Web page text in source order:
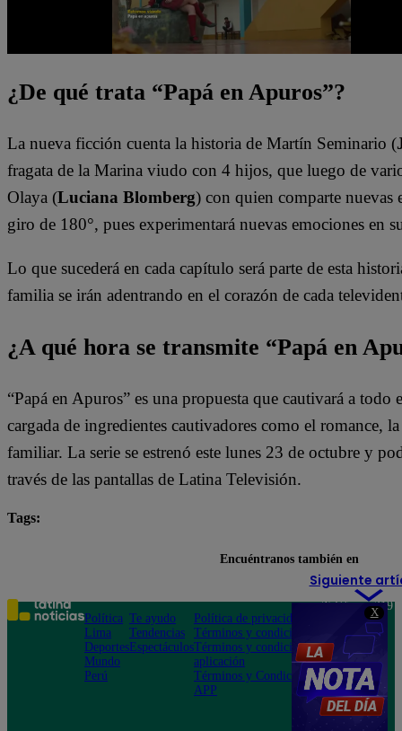
X
¿De qué trata “Papá en Apuros”?
La nueva ficción cuenta la historia de Martín Seminario (
fragata de la Marina viudo con 4 hijos, que luego de
Olaya (Luciana Blomberg) con quien comparte nuevas
giro de 180°, pues experimentará nuevas emociones en
Lo que sucederá en cada capítulo será parte de esta
familia se irán adentrando en el corazón de cada
¿A qué hora se transmite “Papá en
“Papá en Apuros” es una propuesta que cautivará a
cargada de ingredientes cautivadores como el romance,
familiar. La serie se estrenó este lunes 23 de octubre y
través de las pantallas de Latina Televisión.
Tags:
Siguiente
Encuéntranos también en
Política
Lima
Deportes
Mundo
Perú
Te ayudo
Tendencias
Espectáculos
Política de privacidad
Términos y condiciones
Términos y condiciones
aplicación
Términos y Condiciones
APP
Teléfono: 219
Av. San
Felipe 968
Jesús María